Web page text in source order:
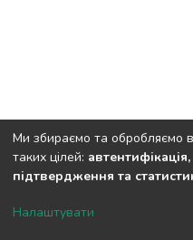
DSpace software
Ми збираємо та обробляємо
таких цілей:
підтвердження та
Налаштувати